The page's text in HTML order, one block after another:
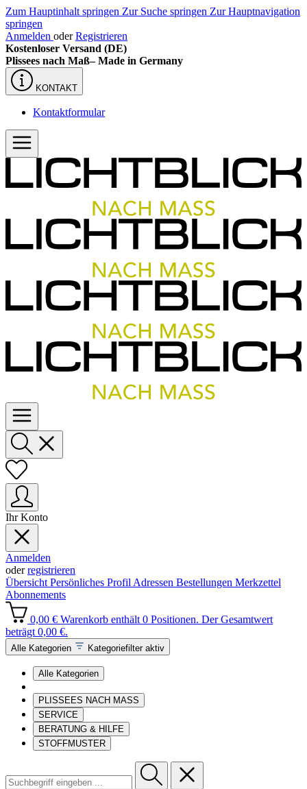
Zum Hauptinhalt springen Zur Suche springen Zur Hauptnavigation
springen
Anmelden oder Registrieren
Kostenloser Versand (DE)
Plissees nach Maß–Made in Germany
KONTAKT
Kontaktformular
Ihr Konto
Anmelden
oderregistrieren
Übersicht Persönliches Profil Adressen Bestellungen Merkzettel
Abonnements
0,00 € Warenkorb enthält 0 Positionen. Der Gesamtwert
beträgt 0,00 €.
Alle Kategorien Kategoriefilter aktiv
Alle Kategorien
PLISSEES NACH MASS
SERVICE
BERATUNG & HILFE
STOFFMUSTER